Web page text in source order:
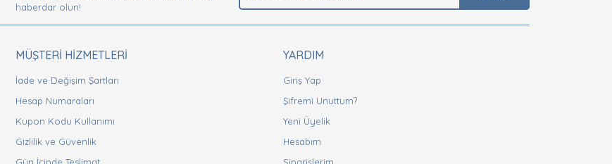
haberdar olun!
MÜŞTERİ HİZMETLERİ
İade ve Değişim Şartları
Hesap Numaraları
Kupon Kodu Kullanımı
Gizlilik ve Güvenlik
YARDIM
Giriş Yap
Şifremi Unuttum?
Yeni Üyelik
Hesabım